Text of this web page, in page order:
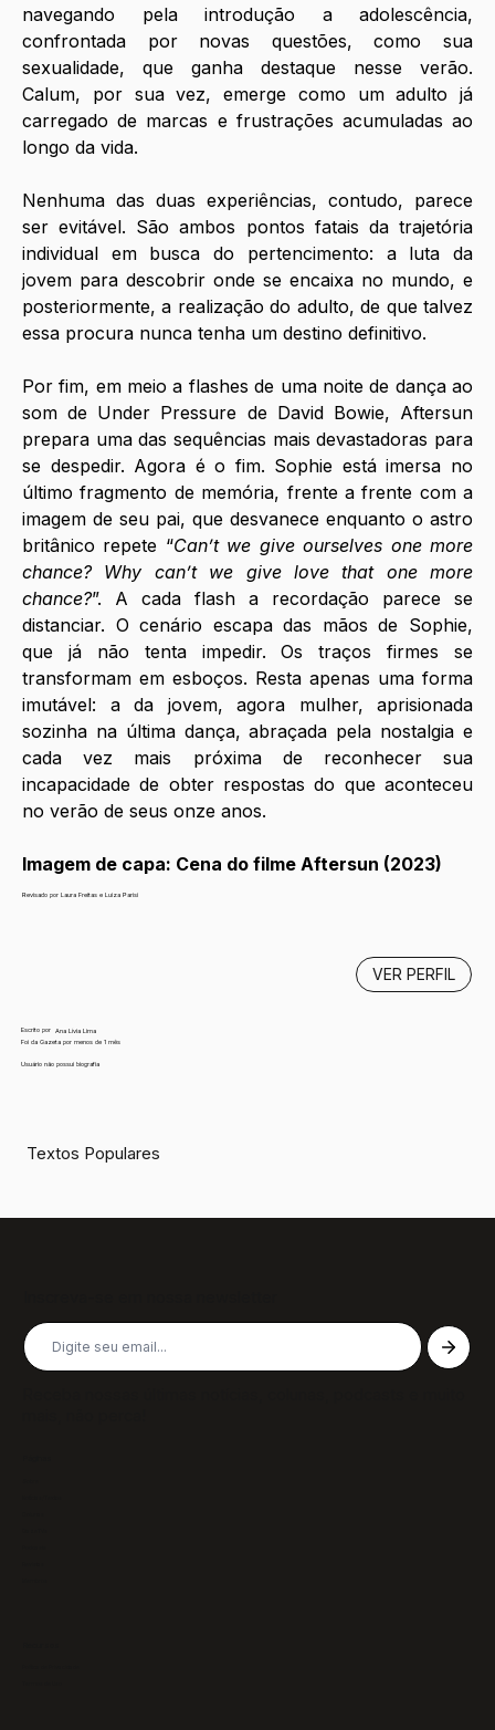
navegando pela introdução a adolescência,
confrontada por novas questões, como sua
sexualidade, que ganha destaque nesse verão.
Calum, por sua vez, emerge como um adulto já
carregado de marcas e frustrações acumuladas ao
longo da vida.
Nenhuma das duas experiências, contudo, parece
ser evitável. São ambos pontos fatais da trajetória
individual em busca do pertencimento: a luta da
jovem para descobrir onde se encaixa no mundo, e
posteriormente, a realização do adulto, de que talvez
essa procura nunca tenha um destino definitivo.
Por fim, em meio a flashes de uma noite de dança ao
som de Under Pressure de David Bowie, Aftersun
prepara uma das sequências mais devastadoras para
se despedir. Agora é o fim. Sophie está imersa no
último fragmento de memória, frente a frente com a
imagem de seu pai, que desvanece enquanto o astro
britânico repete “Can’t we give ourselves one more
chance? Why can’t we give love that one more
chance?”. A cada flash a recordação parece se
distanciar. O cenário escapa das mãos de Sophie,
que já não tenta impedir. Os traços firmes se
transformam em esboços. Resta apenas uma forma
imutável: a da jovem, agora mulher, aprisionada
sozinha na última dança, abraçada pela nostalgia e
cada vez mais próxima de reconhecer sua
incapacidade de obter respostas do que aconteceu
no verão de seus onze anos.
Imagem de capa: Cena do filme Aftersun (2023)
Revisado por Laura Freitas e Luiza Parisi
Escrito por
Ana Lívia Lima
Foi da Gazeta por menos de 1 mês
Usuário não possui biografia
VER PERFIL
Textos Populares